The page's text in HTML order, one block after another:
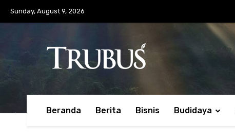
Sunday, August 9, 2026
Beranda Berita Bisnis Budidaya